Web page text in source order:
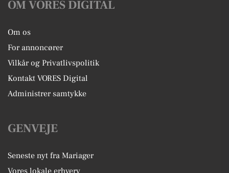
OM VORES DIGITAL
Om os
For annoncører
Vilkår og Privatlivspolitik
Kontakt VORES Digital
Administrer samtykke
GENVEJE
Seneste nyt fra Mariager